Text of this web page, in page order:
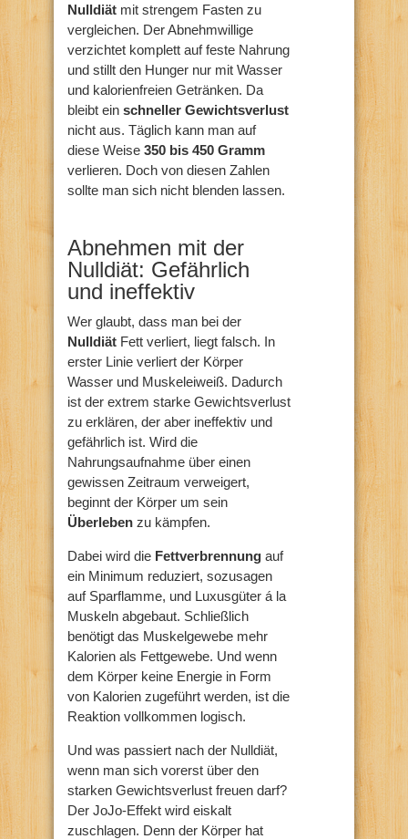
Nulldiät mit strengem Fasten zu
vergleichen. Der Abnehmwillige
verzichtet komplett auf feste Nahrung
und stillt den Hunger nur mit Wasser
und kalorienfreien Getränken. Da
bleibt ein schneller Gewichtsverlust
nicht aus. Täglich kann man auf
diese Weise 350 bis 450 Gramm
verlieren. Doch von diesen Zahlen
sollte man sich nicht blenden lassen.
Abnehmen mit der
Nulldiät: Gefährlich
und ineffektiv
Wer glaubt, dass man bei der
Nulldiät Fett verliert, liegt falsch. In
erster Linie verliert der Körper
Wasser und Muskeleiweiß. Dadurch
ist der extrem starke Gewichtsverlust
zu erklären, der aber ineffektiv und
gefährlich ist. Wird die
Nahrungsaufnahme über einen
gewissen Zeitraum verweigert,
beginnt der Körper um sein
Überleben zu kämpfen.
Dabei wird die Fettverbrennung auf
ein Minimum reduziert, sozusagen
auf Sparflamme, und Luxusgüter á la
Muskeln abgebaut. Schließlich
benötigt das Muskelgewebe mehr
Kalorien als Fettgewebe. Und wenn
dem Körper keine Energie in Form
von Kalorien zugeführt werden, ist die
Reaktion vollkommen logisch.
Und was passiert nach der Nulldiät,
wenn man sich vorerst über den
starken Gewichtsverlust freuen darf?
Der JoJo-Effekt wird eiskalt
zuschlagen. Denn der Körper hat